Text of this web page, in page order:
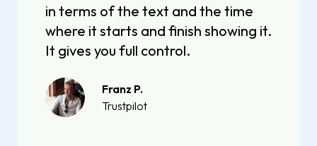
in terms of the text and the time
where it starts and finish showing it.
It gives you full control.
Franz P.
Trustpilot